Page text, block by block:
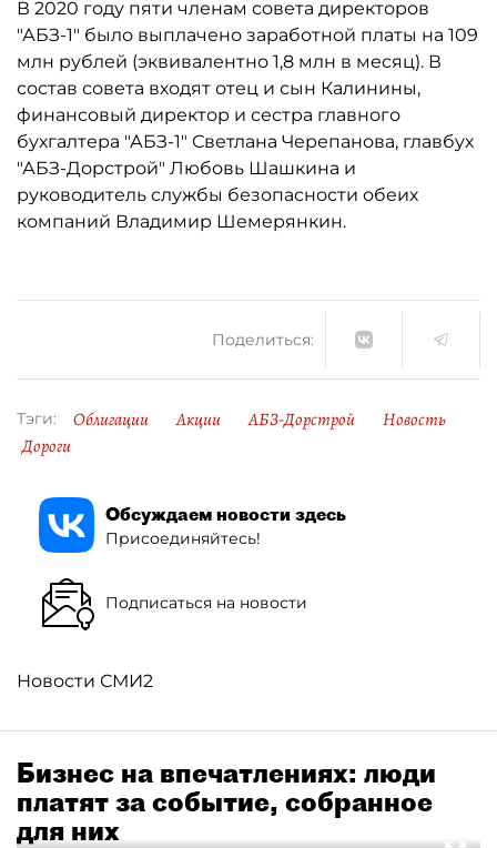
В 2020 году пяти членам совета директоров
"АБЗ-1" было выплачено заработной платы на 109
млн рублей (эквивалентно 1,8 млн в месяц). В
состав совета входят отец и сын Калинины,
финансовый директор и сестра главного
бухгалтера "АБЗ-1" Светлана Черепанова, главбух
"АБЗ-Дорстрой" Любовь Шашкина и
руководитель службы безопасности обеих
компаний Владимир Шемерянкин.
Поделиться:
Тэги: Облигации Акции АБЗ-Дорстрой
Новость
Дороги
Обсуждаем новости здесь
Присоединяйтесь!
Подписаться на новости
Новости СМИ2
Бизнес на впечатлениях: люди
платят за событие, собранное
для них